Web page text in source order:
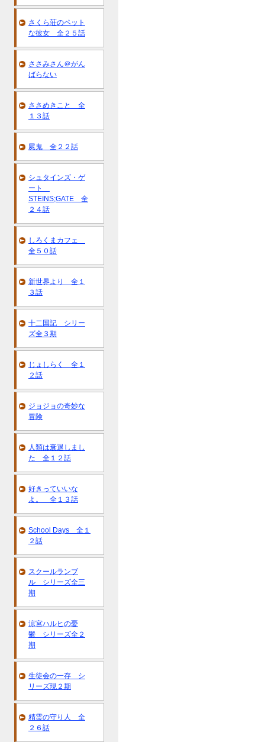
さくら荘のペット
な彼女 全２５話
ささみさん＠がん
ばらない
ささめきこと 全
１３話
屍鬼 全２２話
シュタインズ・ゲ
ート
STEINS;GATE 全
２４話
しろくまカフェ
全５０話
新世界より 全１
３話
十二国記 シリー
ズ全３期
じょしらく 全１
２話
ジョジョの奇妙な
冒険
人類は衰退しまし
た 全１２話
好きっていいな
よ。 全１３話
School Days 全１
２話
スクールランブ
ル シリーズ全三
期
涼宮ハルヒの憂
鬱 シリーズ全２
期
生徒会の一存 シ
リーズ現２期
精霊の守り人 全
２６話